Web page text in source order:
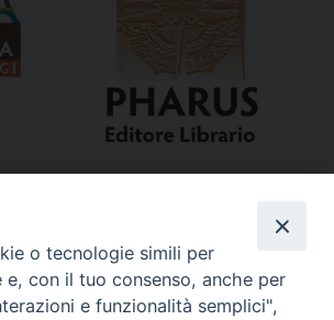
o tecnologie simili per
con il tuo consenso, anche per
e funzionalità semplici",